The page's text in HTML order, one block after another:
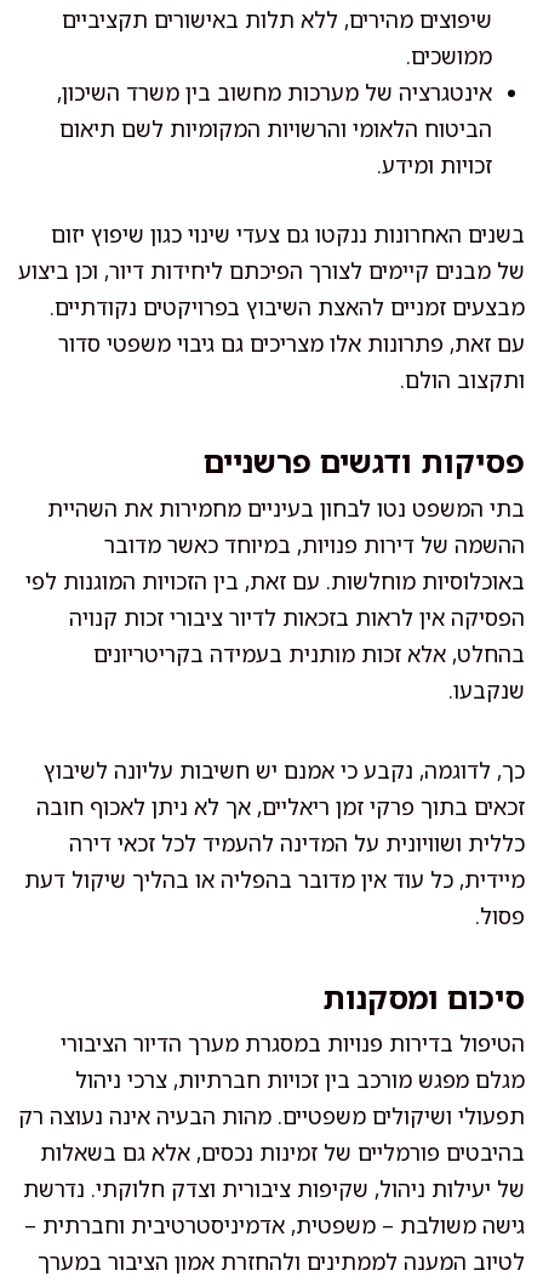
שיפוצים מהירים, ללא תלות באישורים תקציביים
ממושכים.
אינטגרציה של מערכות מחשוב בין משרד השיכון,
הביטוח הלאומי והרשויות המקומיות לשם תיאום
זכויות ומידע.
בשנים האחרונות ננקטו גם צעדי שינוי כגון שיפוץ יזום
של מבנים קיימים לצורך הפיכתם ליחידות דיור, וכן ביצוע
מבצעים זמניים להאצת השיבוץ בפרויקטים נקודתיים.
עם זאת, פתרונות אלו מצריכים גם גיבוי משפטי סדור
ותקצוב הולם.
פסיקות ודגשים פרשניים
בתי המשפט נטו לבחון בעיניים מחמירות את השהיית
ההשמה של דירות פנויות, במיוחד כאשר מדובר
באוכלוסיות מוחלשות. עם זאת, בין הזכויות המוגנות לפי
הפסיקה אין לראות בזכאות לדיור ציבורי זכות קנויה
בהחלט, אלא זכות מותנית בעמידה בקריטריונים
שנקבעו.
כך, לדוגמה, נקבע כי אמנם יש חשיבות עליונה לשיבוץ
זכאים בתוך פרקי זמן ריאליים, אך לא ניתן לאכוף חובה
כללית ושוויונית על המדינה להעמיד לכל זכאי דירה
מיידית, כל עוד אין מדובר בהפליה או בהליך שיקול דעת
פסול.
סיכום ומסקנות
הטיפול בדירות פנויות במסגרת מערך הדיור הציבורי
מגלם מפגש מורכב בין זכויות חברתיות, צרכי ניהול
תפעולי ושיקולים משפטיים. מהות הבעיה אינה נעוצה רק
בהיבטים פורמליים של זמינות נכסים, אלא גם בשאלות
של יעילות ניהול, שקיפות ציבורית וצדק חלוקתי. נדרשת
גישה משולבת – משפטית, אדמיניסטרטיבית וחברתית –
לטיוב המענה לממתינים ולהחזרת אמון הציבור במערך